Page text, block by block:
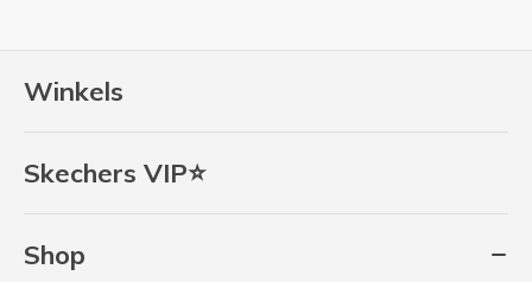
Winkels
Skechers VIP⭐
Shop